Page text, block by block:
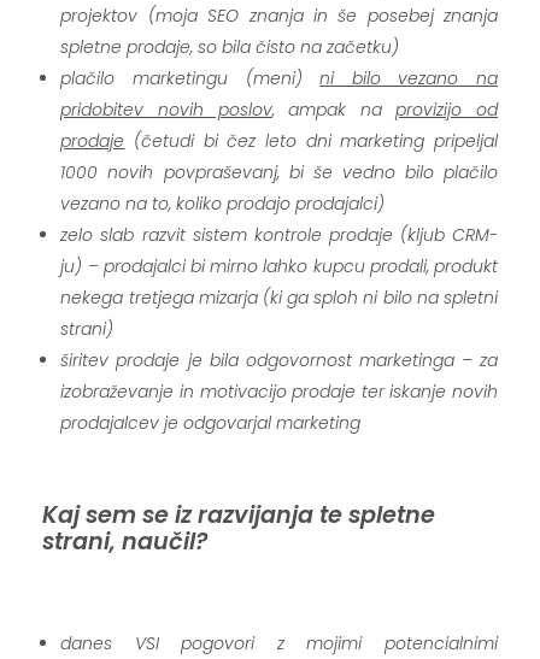
projektov (moja SEO znanja in še posebej znanja
spletne prodaje, so bila čisto na začetku)
plačilo marketingu (meni)ni bilo vezano na
pridobitev novih poslov, ampak naprovizijo od
prodaje (četudi bi čez leto dni marketing pripeljal
1000 novih povpraševanj, bi še vedno bilo plačilo
vezano na to, koliko prodajo prodajalci)
zelo slab razvit sistem kontrole prodaje (kljub CRM-
ju) – prodajalci bi mirno lahko kupcu prodali, produkt
nekega tretjega mizarja (ki ga sploh ni bilo na spletni
strani)
širitev prodaje je bila odgovornost marketinga – za
izobraževanje in motivacijo prodaje ter iskanje novih
prodajalcev je odgovarjal marketing
Kaj sem se iz razvijanja te spletne
strani, naučil?
danes VSI pogovori z mojimi potencialnimi